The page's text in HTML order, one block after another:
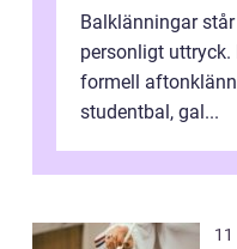
Balklänningar
personligt uttryck.
formell
studentbal, gal...
11